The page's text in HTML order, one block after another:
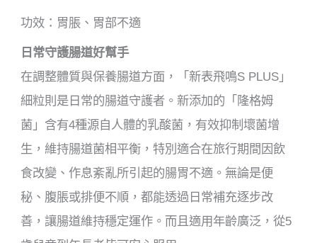
功效：胃脹、胃部不適
日常守護腸道好幫手
在調整體質與保養腸道方面，「新表飛鳴S PLUS」
細粒則是日常的腸道守護者。新添加的「隆格姆
菌」含有4種源自人體的乳酸菌，有效抑制壞菌增
生，維持腸道菌相平衡，特別適合在旅行期間因飲
食改變、作息紊亂所引起的腸胃不適。無論是便
秘、腹脹或排便不順，都能透過日常補充逐步改
善，讓腸道維持穩定運作。而且適用年齡廣泛，從5